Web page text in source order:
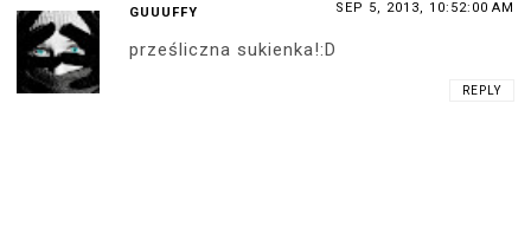
GUUUFFY SEP 5, 2013, 10:52:00 AM
prześliczna sukienka!:D
REPLY